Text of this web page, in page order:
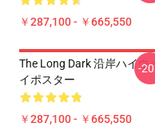
￥287,100 - ￥665,550
The Long Dark 沿岸ハイウ
イポスター
￥287,100 - ￥665,550
-